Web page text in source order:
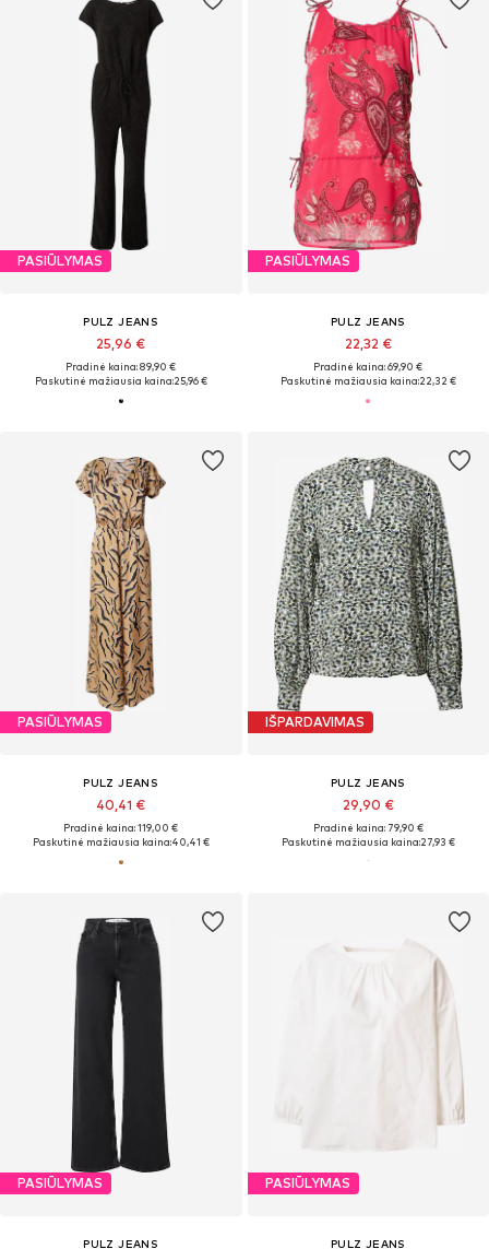
PASIŪLYMAS
PULZ JEANS
25,96 €
Pradinė kaina: 89,90 €
Paskutinė mažiausia kaina:25,96 €
PASIŪLYMAS
PULZ JEANS
22,32 €
Pradinė kaina: 69,90 €
Paskutinė mažiausia kaina:22,32 €
PASIŪLYMAS
PULZ JEANS
40,41 €
Pradinė kaina: 119,00 €
Paskutinė mažiausia kaina:40,41 €
IŠPARDAVIMAS
PULZ JEANS
29,90 €
Pradinė kaina: 79,90 €
Paskutinė mažiausia kaina:27,93 €
PASIŪLYMAS
PULZ JEANS
PASIŪLYMAS
PULZ JEANS